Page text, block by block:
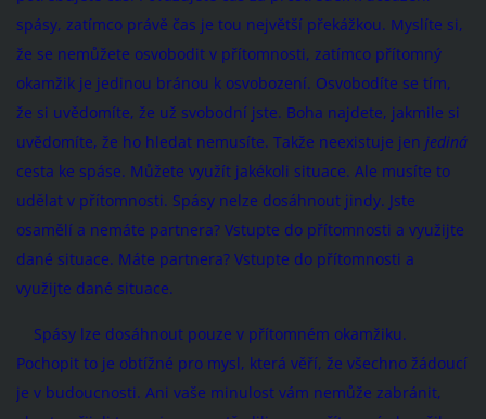
spásy, zatímco právě čas je tou největší překážkou. Myslíte si,
že se nemůžete osvobodit v přítomnosti, zatímco přítomný
okamžik je jedinou bránou k osvobození. Osvobodíte se tím,
že si uvědomíte, že už svobodní jste. Boha najdete, jakmile si
uvědomíte, že ho hledat nemusíte. Takže neexistuje jen jediná
cesta ke spáse. Můžete využít jakékoli situace. Ale musíte to
udělat v přítomnosti. Spásy nelze dosáhnout jindy. Jste
osamělí a nemáte partnera? Vstupte do přítomnosti a využijte
dané situace. Máte partnera? Vstupte do přítomnosti a
využijte dané situace.
Spásy lze dosáhnout pouze v přítomném okamžiku.
Pochopit to je obtížné pro mysl, která věří, že všechno žádoucí
je v budoucnosti. Ani vaše minulost vám nemůže zabránit,